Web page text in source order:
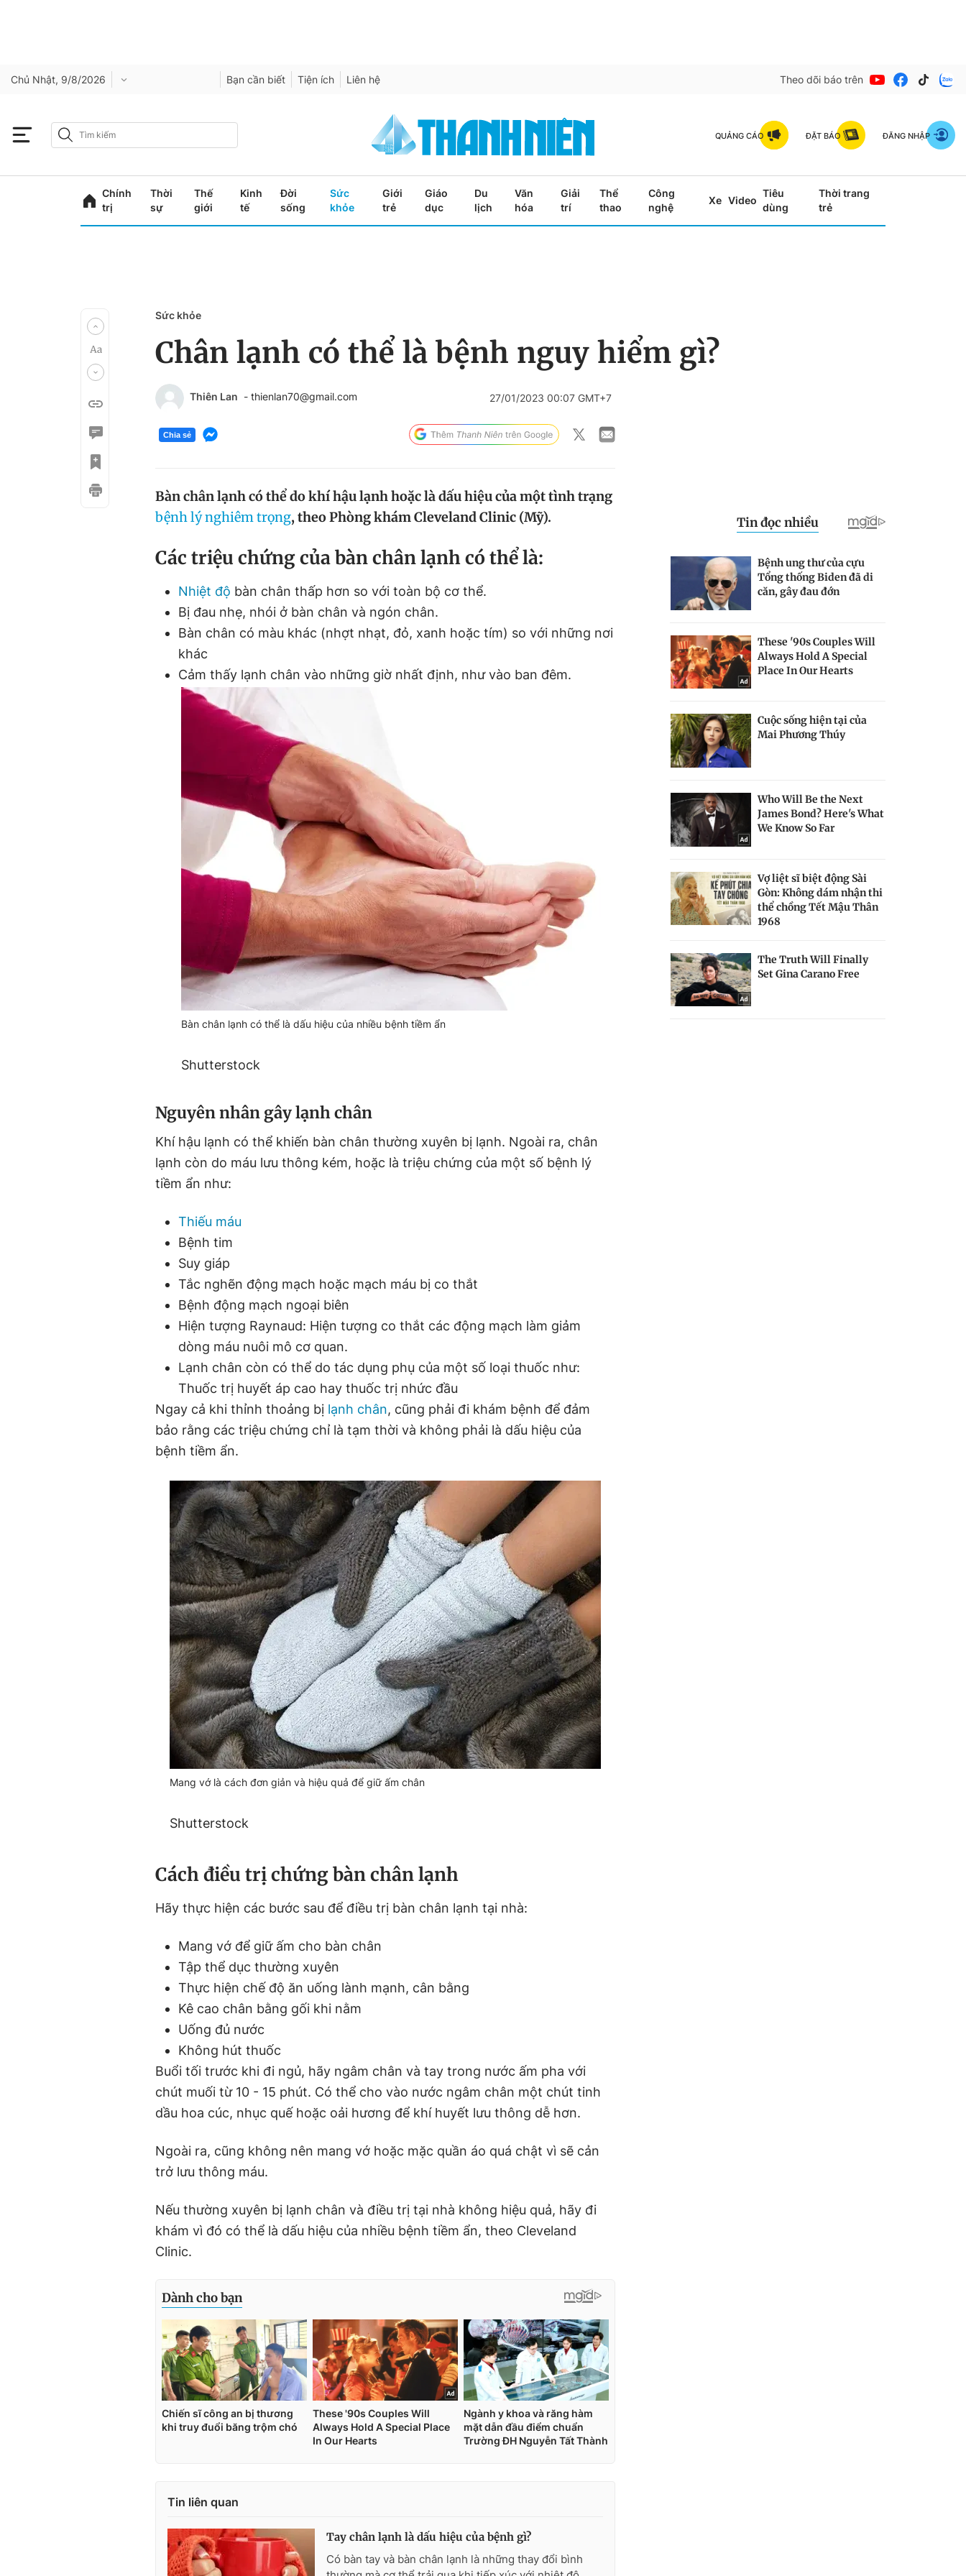
Chủ Nhật, 9/8/2026 Bạn cần biết Tiện ích Liên hệ Theo dõi báo trên
QUẢNG CÁO ĐẶT BÁO ĐĂNG NHẬP
Chính
trị
Thời
sự
Thế
giới
Kinh
tế
Đời
sống
Sức
khỏe
Giới
trẻ
Giáo
dục
Du
lịch
Văn
hóa
Giải
trí
Thể
thao
Công
nghệ
Xe Video
Tiêu
dùng
Thời trang
trẻ
Sức khỏe
Chân lạnh có thể là bệnh nguy hiểm gì?
Thiên Lan - thienlan70@gmail.com 27/01/2023 00:07 GMT+7
Chia sẻ
Bàn chân lạnh có thể do khí hậu lạnh hoặc là dấu hiệu của một tình trạng
bệnh lý nghiêm trọng, theo Phòng khám Cleveland Clinic (Mỹ).
Các triệu chứng của bàn chân lạnh có thể là:
Nhiệt độ bàn chân thấp hơn so với toàn bộ cơ thể.
Bị đau nhẹ, nhói ở bàn chân và ngón chân.
Bàn chân có màu khác (nhợt nhạt, đỏ, xanh hoặc tím) so với những nơi
khác
Cảm thấy lạnh chân vào những giờ nhất định, như vào ban đêm.
Bàn chân lạnh có thể là dấu hiệu của nhiều bệnh tiềm ẩn
Shutterstock
Nguyên nhân gây lạnh chân
Khí hậu lạnh có thể khiến bàn chân thường xuyên bị lạnh. Ngoài ra, chân
lạnh còn do máu lưu thông kém, hoặc là triệu chứng của một số bệnh lý
tiềm ẩn như:
Thiếu máu
Bệnh tim
Suy giáp
Tắc nghẽn động mạch hoặc mạch máu bị co thắt
Bệnh động mạch ngoại biên
Hiện tượng Raynaud: Hiện tượng co thắt các động mạch làm giảm
dòng máu nuôi mô cơ quan.
Lạnh chân còn có thể do tác dụng phụ của một số loại thuốc như:
Thuốc trị huyết áp cao hay thuốc trị nhức đầu
Ngay cả khi thỉnh thoảng bị lạnh chân, cũng phải đi khám bệnh để đảm
bảo rằng các triệu chứng chỉ là tạm thời và không phải là dấu hiệu của
bệnh tiềm ẩn.
Mang vớ là cách đơn giản và hiệu quả để giữ ấm chân
Shutterstock
Cách điều trị chứng bàn chân lạnh
Hãy thực hiện các bước sau để điều trị bàn chân lạnh tại nhà:
Mang vớ để giữ ấm cho bàn chân
Tập thể dục thường xuyên
Thực hiện chế độ ăn uống lành mạnh, cân bằng
Kê cao chân bằng gối khi nằm
Uống đủ nước
Không hút thuốc
Buổi tối trước khi đi ngủ, hãy ngâm chân và tay trong nước ấm pha với
chút muối từ 10 - 15 phút. Có thể cho vào nước ngâm chân một chút tinh
dầu hoa cúc, nhục quế hoặc oải hương để khí huyết lưu thông dễ hơn.
Ngoài ra, cũng không nên mang vớ hoặc mặc quần áo quá chật vì sẽ cản
trở lưu thông máu.
Nếu thường xuyên bị lạnh chân và điều trị tại nhà không hiệu quả, hãy đi
khám vì đó có thể là dấu hiệu của nhiều bệnh tiềm ẩn, theo Cleveland
Clinic.
Tin liên quan
Tay chân lạnh là dấu hiệu của bệnh gì?
Có bàn tay và bàn chân lạnh là những thay đổi bình